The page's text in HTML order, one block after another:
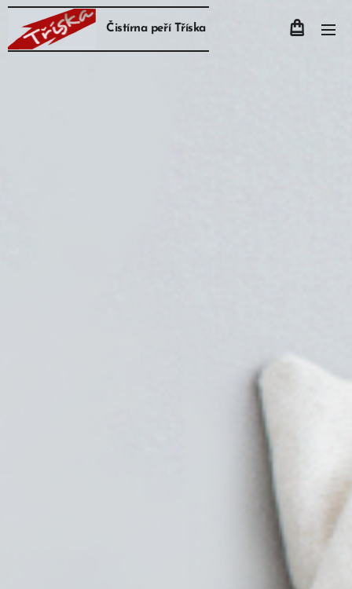
Čistírna peří Tříska